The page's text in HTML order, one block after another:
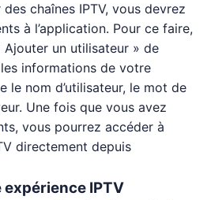
chaînes IPTV, vous devrez
à l’application. Pour ce faire,
un utilisateur » de
informations de votre
le nom d’utilisateur, le mot de
Une fois que vous avez
vous pourrez accéder à
directement depuis
expérience IPTV